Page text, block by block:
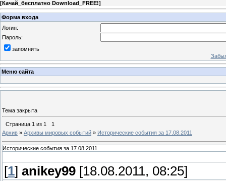
[Качай_бесплатно Download_FREE!]
Форма входа
Логин:
Пароль:
запомнить
Меню сайта
Тема закрыта
Страница 1 из 1
1
Архив » Архивы мировых событий » Исторические события за 17.08.2011
Исторические события за 17.08.2011
[1] anikey99 [18.08.2011, 08:25]